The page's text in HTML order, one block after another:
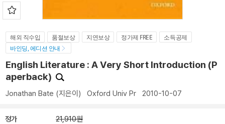
해외 직수입 품절보상 지연보상 정가제 FREE
소득공제
바인딩, 에디션 안내
English Literature : A Very Short Introduction (P
aperback)
Jonathan Bate (지은이) Oxford Univ Pr 2010-10-07
정가 21,910원